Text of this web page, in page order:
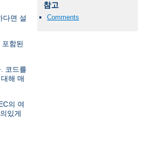
참고
Comments
다면 설
함된
코드를
해 매
의 여
있게